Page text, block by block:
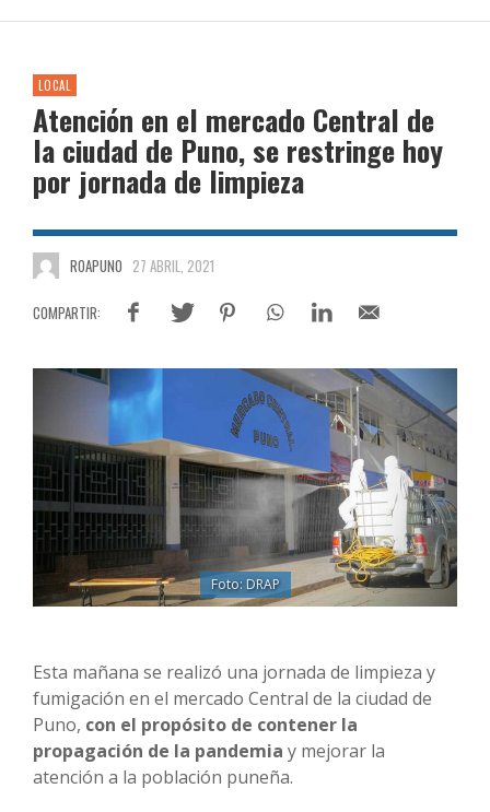
LOCAL
Atención en el mercado Central de
la ciudad de Puno, se restringe hoy
por jornada de limpieza
ROAPUNO 27 ABRIL, 2021
Foto: DRAP
Esta mañana se realizó una jornada de limpieza y
fumigación en el mercado Central de la ciudad de
Puno, con el propósito de contener la
propagación de la pandemia y mejorar la
atención a la población puneña.